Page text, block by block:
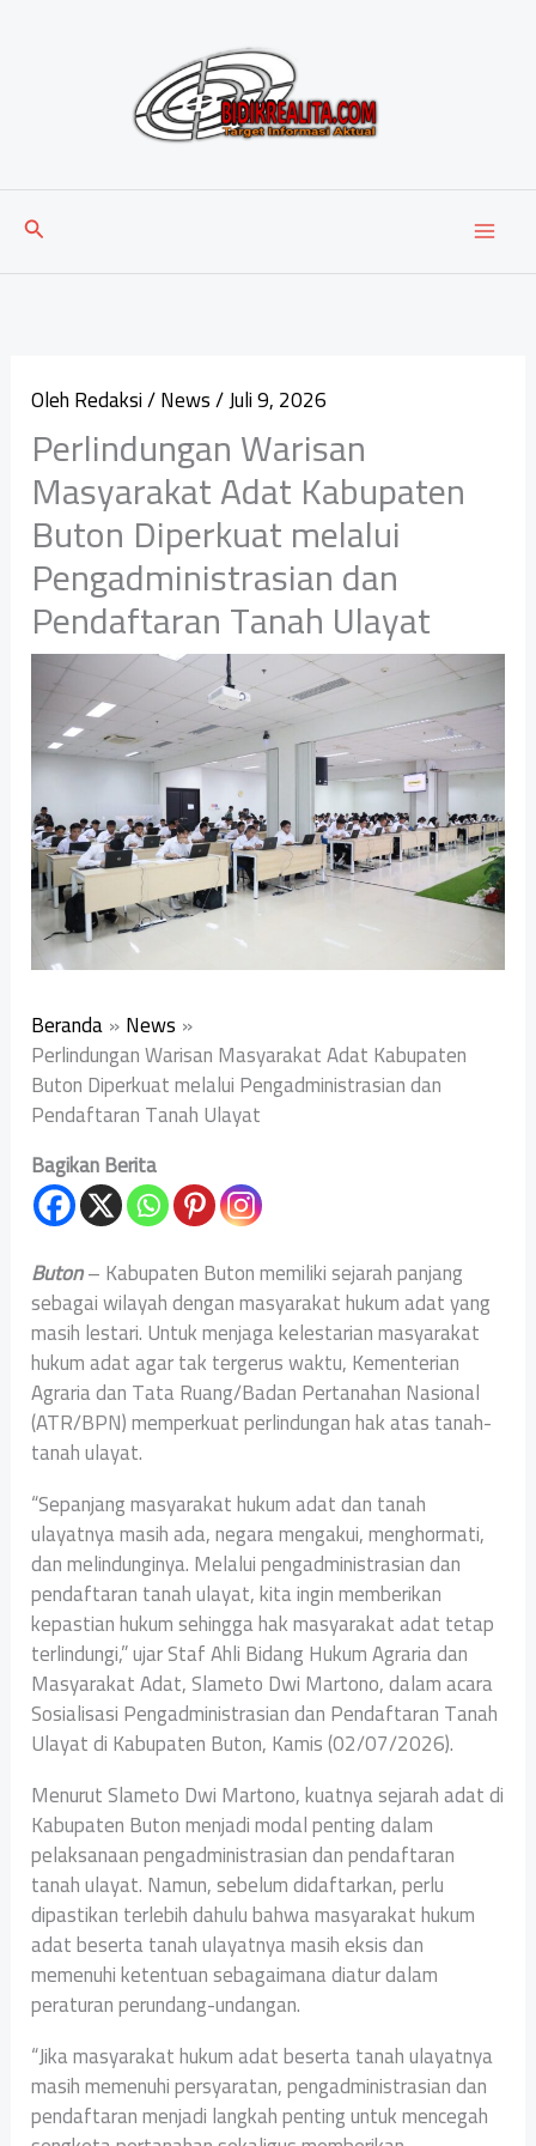
Cari
OlehRedaksi/News/Juli 9, 2026
Perlindungan Warisan
Masyarakat Adat Kabupaten
Buton Diperkuat melalui
Pengadministrasian dan
Pendaftaran Tanah Ulayat
Beranda News
Perlindungan Warisan Masyarakat Adat Kabupaten
Buton Diperkuat melalui Pengadministrasian dan
Pendaftaran Tanah Ulayat
Bagikan Berita
Buton– Kabupaten Buton memiliki sejarah panjang
sebagai wilayah dengan masyarakat hukum adat yang
masih lestari. Untuk menjaga kelestarian masyarakat
hukum adat agar tak tergerus waktu, Kementerian
Agraria dan Tata Ruang/Badan Pertanahan Nasional
(ATR/BPN) memperkuat perlindungan hak atas tanah-
tanah ulayat.
“Sepanjang masyarakat hukum adat dan tanah
ulayatnya masih ada, negara mengakui, menghormati,
dan melindunginya. Melalui pengadministrasian dan
pendaftaran tanah ulayat, kita ingin memberikan
kepastian hukum sehingga hak masyarakat adat tetap
terlindungi,” ujar Staf Ahli Bidang Hukum Agraria dan
Masyarakat Adat, Slameto Dwi Martono, dalam acara
Sosialisasi Pengadministrasian dan Pendaftaran Tanah
Ulayat di Kabupaten Buton, Kamis (02/07/2026).
Menurut Slameto Dwi Martono, kuatnya sejarah adat di
Kabupaten Buton menjadi modal penting dalam
pelaksanaan pengadministrasian dan pendaftaran
tanah ulayat. Namun, sebelum didaftarkan, perlu
dipastikan terlebih dahulu bahwa masyarakat hukum
adat beserta tanah ulayatnya masih eksis dan
memenuhi ketentuan sebagaimana diatur dalam
peraturan perundang-undangan.
“Jika masyarakat hukum adat beserta tanah ulayatnya
masih memenuhi persyaratan, pengadministrasian dan
pendaftaran menjadi langkah penting untuk mencegah